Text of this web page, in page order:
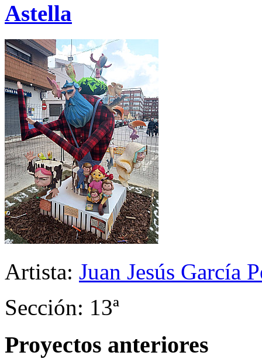
Astella
Artista: Juan Jesús García
Sección: 13ª
Proyectos anteriores